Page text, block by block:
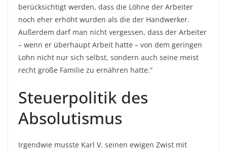
berücksichtigt werden, dass die Löhne der Arbeiter
noch eher erhöht wurden als die der Handwerker.
Außerdem darf man nicht vergessen, dass der Arbeiter
– wenn er überhaupt Arbeit hatte – von dem geringen
Lohn nicht nur sich selbst, sondern auch seine meist
recht große Familie zu ernähren hatte.“
Steuerpolitik des
Absolutismus
Irgendwie musste Karl V. seinen ewigen Zwist mit